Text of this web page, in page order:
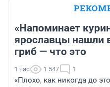
«Напоминает
ярославцы нашли
гриб — что это
1 час 1 547 1
«Плохо, как никогда до